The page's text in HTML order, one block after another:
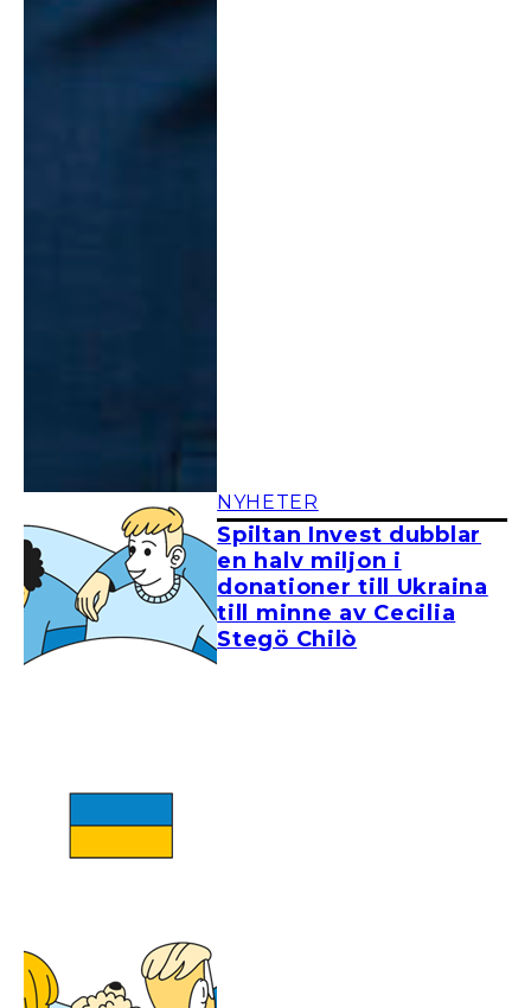
NYHETER
Spiltan Invest dubblar
en halv miljon i
donationer till Ukraina
till minne av Cecilia
Stegö Chilò